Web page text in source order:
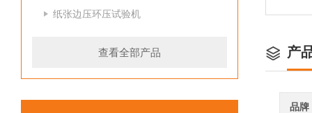
纸张边压环压试验机
查看全部产品 产
品牌